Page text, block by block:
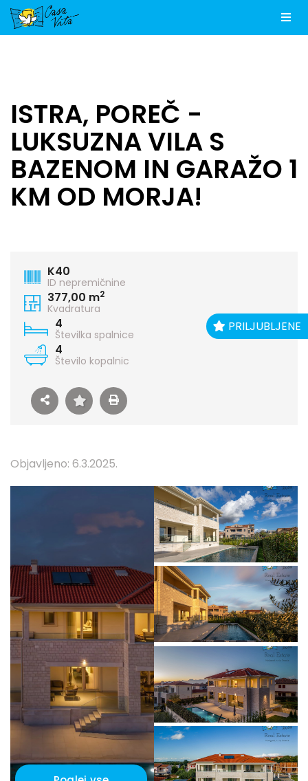
PRILJUBLJENE
ISTRA, POREČ -
LUKSUZNA VILA S
BAZENOM IN GARAŽO 1
KM OD MORJA!
K40
ID nepremičnine
377,00 m2
Kvadratura
4
Številka spalnice
4
Število kopalnic
Objavljeno: 6.3.2025.